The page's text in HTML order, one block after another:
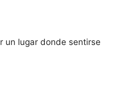
un lugar donde sentirse